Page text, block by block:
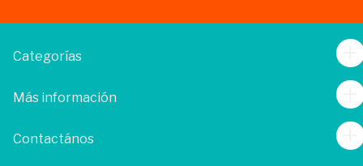
Categorías
Más información
Contactános